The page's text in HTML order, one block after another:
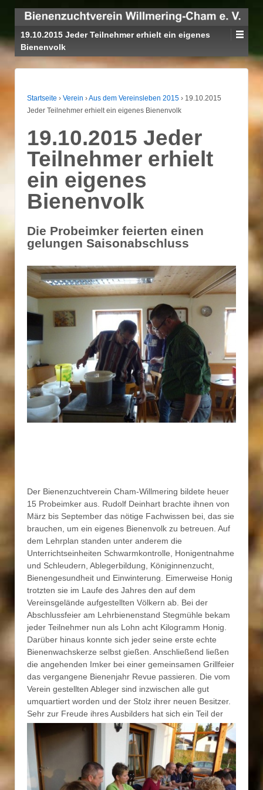
19.10.2015 Jeder Teilnehmer erhielt ein eigenes
Bienenvolk
Startseite › Verein ›Aus dem Vereinsleben 2015 › 19.10.2015
Jeder Teilnehmer erhielt ein eigenes Bienenvolk
19.10.2015 Jeder
Teilnehmer erhielt
ein eigenes
Bienenvolk
Die Probeimker feierten einen
gelungen Saisonabschluss
Der Bienenzuchtverein Cham-Willmering bildete heuer
15 Probeimker aus. Rudolf Deinhart brachte ihnen von
März bis September das nötige Fachwissen bei, das sie
brauchen, um ein eigenes Bienenvolk zu betreuen. Auf
dem Lehrplan standen unter anderem die
Unterrichtseinheiten Schwarmkontrolle, Honigentnahme
und Schleudern, Ablegerbildung, Königinnenzucht,
Bienengesundheit und Einwinterung. Eimerweise Honig
trotzten sie im Laufe des Jahres den auf dem
Vereinsgelände aufgestellten Völkern ab. Bei der
Abschlussfeier am Lehrbienenstand Stegmühle bekam
jeder Teilnehmer nun als Lohn acht Kilogramm Honig.
Darüber hinaus konnte sich jeder seine erste echte
Bienenwachskerze selbst gießen. Anschließend ließen
die angehenden Imker bei einer gemeinsamen Grillfeier
das vergangene Bienenjahr Revue passieren. Die vom
Verein gestellten Ableger sind inzwischen alle gut
umquartiert worden und der Stolz ihrer neuen Besitzer.
Sehr zur Freude ihres Ausbilders hat sich ein Teil der